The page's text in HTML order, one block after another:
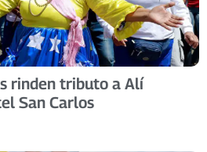
rinden tributo a Alí
San Carlos